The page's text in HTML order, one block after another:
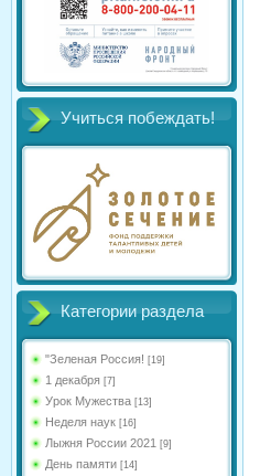
Учиться побеждать!
Категории раздела
"Зеленая Россия! [19]
1 декабря [7]
Урок Мужества [13]
Неделя наук [16]
Лыжня России 2021 [9]
День памяти [14]